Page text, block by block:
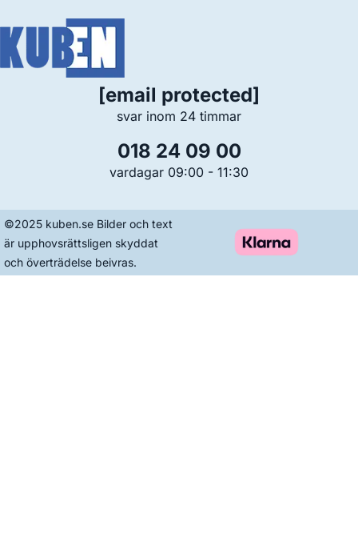
018 24 09 00
vardagar 09:00 - 11:30
[email protected]
svar inom 24 timmar
©2025 kuben.se Bilder och text
är upphovsrättsligen skyddat
och överträdelse beivras.